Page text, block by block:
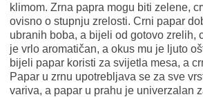
klimom. Zrna papra mogu biti zelene,
ovisno o stupnju zrelosti. Crni papar
ubranih boba, a bijeli od gotovo zrelih,
je vrlo aromatičan, a okus mu je ljuto
bijeli papar koristi za svijetla mesa, a
Papar u zrnu upotrebljava se za sve
variva, a papar u prahu je univerzalan